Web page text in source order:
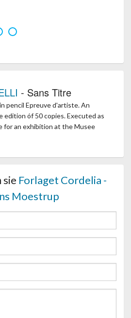
- Sans Titre
pencil Epreuve d'artiste. An
edition óf 50 copies. Executed as
for an exhibition at the Musee
Forlaget Cordelia -
Moestrup